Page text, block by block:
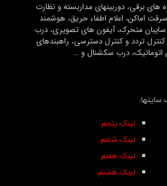
های برقی، دوربینهای مداربسته و نظارت
اماکن، اعلام اطفاء حریق، هوشمند
متحرک، آیفون های تصویری، درب
تردد و کنترل دسترسی، راهبندهای
اتوماتیک، درب سکشنال و …
لینک پنجم
لینک ششم
لینک هفتم
لینک هشتم